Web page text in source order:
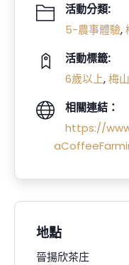
活動分類:
5-農事體驗,
活動標籤:
6歲以上,梅
相關連結：
https://
地點
晉揚欣茶庄